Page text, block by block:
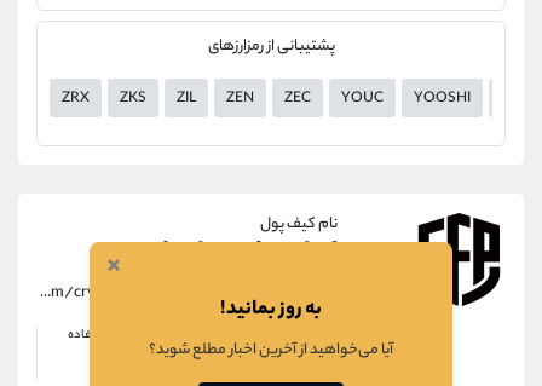
پشتیبانی از رمزارزهای
ZRX ZKS ZIL ZEN ZEC YOUC YOOSHI
نام کیف پول
کیف پول سیف پل
https://alirezamehrabi.com/cryptocurrency/wallet/safepal-wallet
کم
راحتی در استفاده
×
به روز بمانید!
آیا می‌خواهید از آخرین اخبار مطلع شوید؟